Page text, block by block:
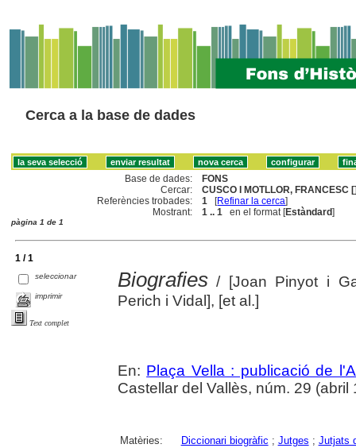
Cerca a la base de dades
Base de dades:
FONS
Cercar:
CUSCO I MOTLLOR, FRANCESC
Referències trobades:
1 [Refinar la cerca]
Mostrant:
1 .. 1 en el format [Estàndard]
pàgina 1 de 1
1 / 1
seleccionar
imprimir
Text complet
Biografies/ [Joan Pinyot i
Perich i Vidal], [et al.]
En: Plaça Vella : publicació de
Castellar del Vallès, núm. 29 (abril
Matèries: Diccionari biogràfic ; Jutges ; Jutjats